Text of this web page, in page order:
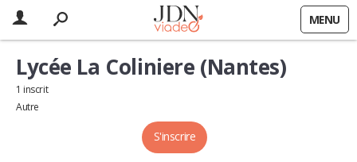
MENU
S'inscrire
Lycée La Coliniere (Nantes)
1 inscrit
Autre